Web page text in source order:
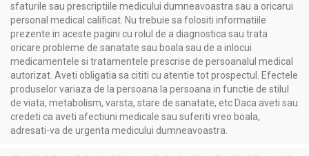
sfaturile sau prescriptiile medicului dumneavoastra sau a oricarui
personal medical calificat. Nu trebuie sa folositi informatiile
prezente in aceste pagini cu rolul de a diagnostica sau trata
oricare probleme de sanatate sau boala sau de a inlocui
medicamentele si tratamentele prescrise de persoanalul medical
autorizat. Aveti obligatia sa cititi cu atentie tot prospectul. Efectele
produselor variaza de la persoana la persoana in functie de stilul
de viata, metabolism, varsta, stare de sanatate, etc Daca aveti sau
credeti ca aveti afectiuni medicale sau suferiti vreo boala,
adresati-va de urgenta medicului dumneavoastra.